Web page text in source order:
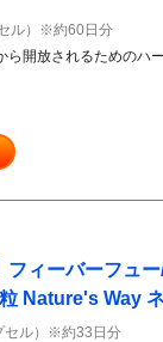
ル）※約60日分
ら開放されるためのハ
フィーバーフュ
Nature's Way
セル）※約33日分